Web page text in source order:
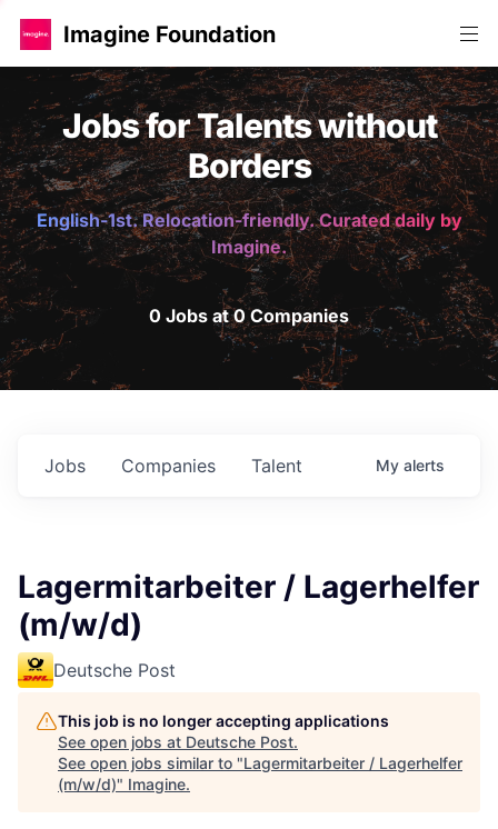
Imagine Foundation
Jobs for Talents without
Borders
English-1st. Relocation-friendly. Curated daily by
Imagine.
0 Jobs at 0 Companies
Jobs Companies Talent My alerts
Lagermitarbeiter / Lagerhelfer
(m/w/d)
Deutsche Post
This job is no longer accepting applications
See open jobs at Deutsche Post.
See open jobs similar to "Lagermitarbeiter / Lagerhelfer
(m/w/d)" Imagine.